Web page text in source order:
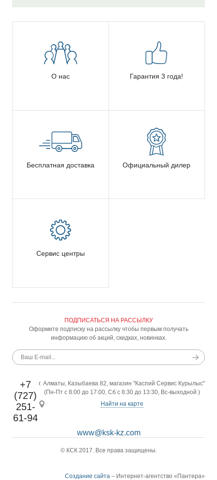
О нас Гарантия 3 года!
Бесплатная доставка Официальный дилер
Сервис центры
ПОДПИСАТЬСЯ НА РАССЫЛКУ
Оформите подписку на рассылку чтобы первым получать
информацию об акций, скидках, новинках.
г. Алматы, Казыбаева 82, магазин "Каспий Сервис Курылыс"
(Пн-Пт с 8:00 до 17:00, Сб с 8:30 до 13:30, Вс-выходной )
Найти на карте
+7
(727)
251-
61-94
www@ksk-kz.com
© КСК 2017. Все права защищены.
Создание сайта – Интернет-агентство «Пантера»